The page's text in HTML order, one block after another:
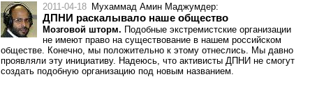
2011-04-18 Мухаммад Амин Маджумдер:
ДПНИ раскалывало наше общество
Мозговой шторм. Подобные экстремистские организации
не имеют право на существование в нашем российском
обществе. Конечно, мы положительно к этому отнеслись. Мы давно
проявляли эту инициативу. Надеюсь, что активисты ДПНИ не смогут
создать подобную организацию под новым названием.